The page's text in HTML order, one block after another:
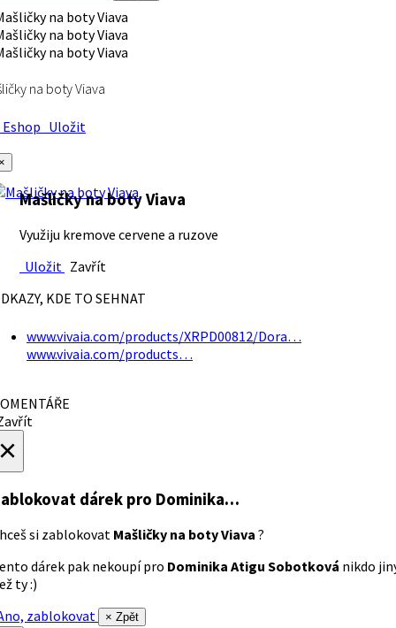
na boty Viava
Uložit
Mašličky na boty Viava
Využiju kremove cervene a ruzove
Uložit Zavřít
KDE TO SEHNAT
www.vivaia.com/products/XRPD00812/Dora…
www.vivaia.com/products…
dárek pro Dominika…
si zablokovat Mašličky na boty Viava ?
dárek pak nekoupí pro Dominika Atigu Sobotková nikdo
ty :)
zablokovat
× Zpět